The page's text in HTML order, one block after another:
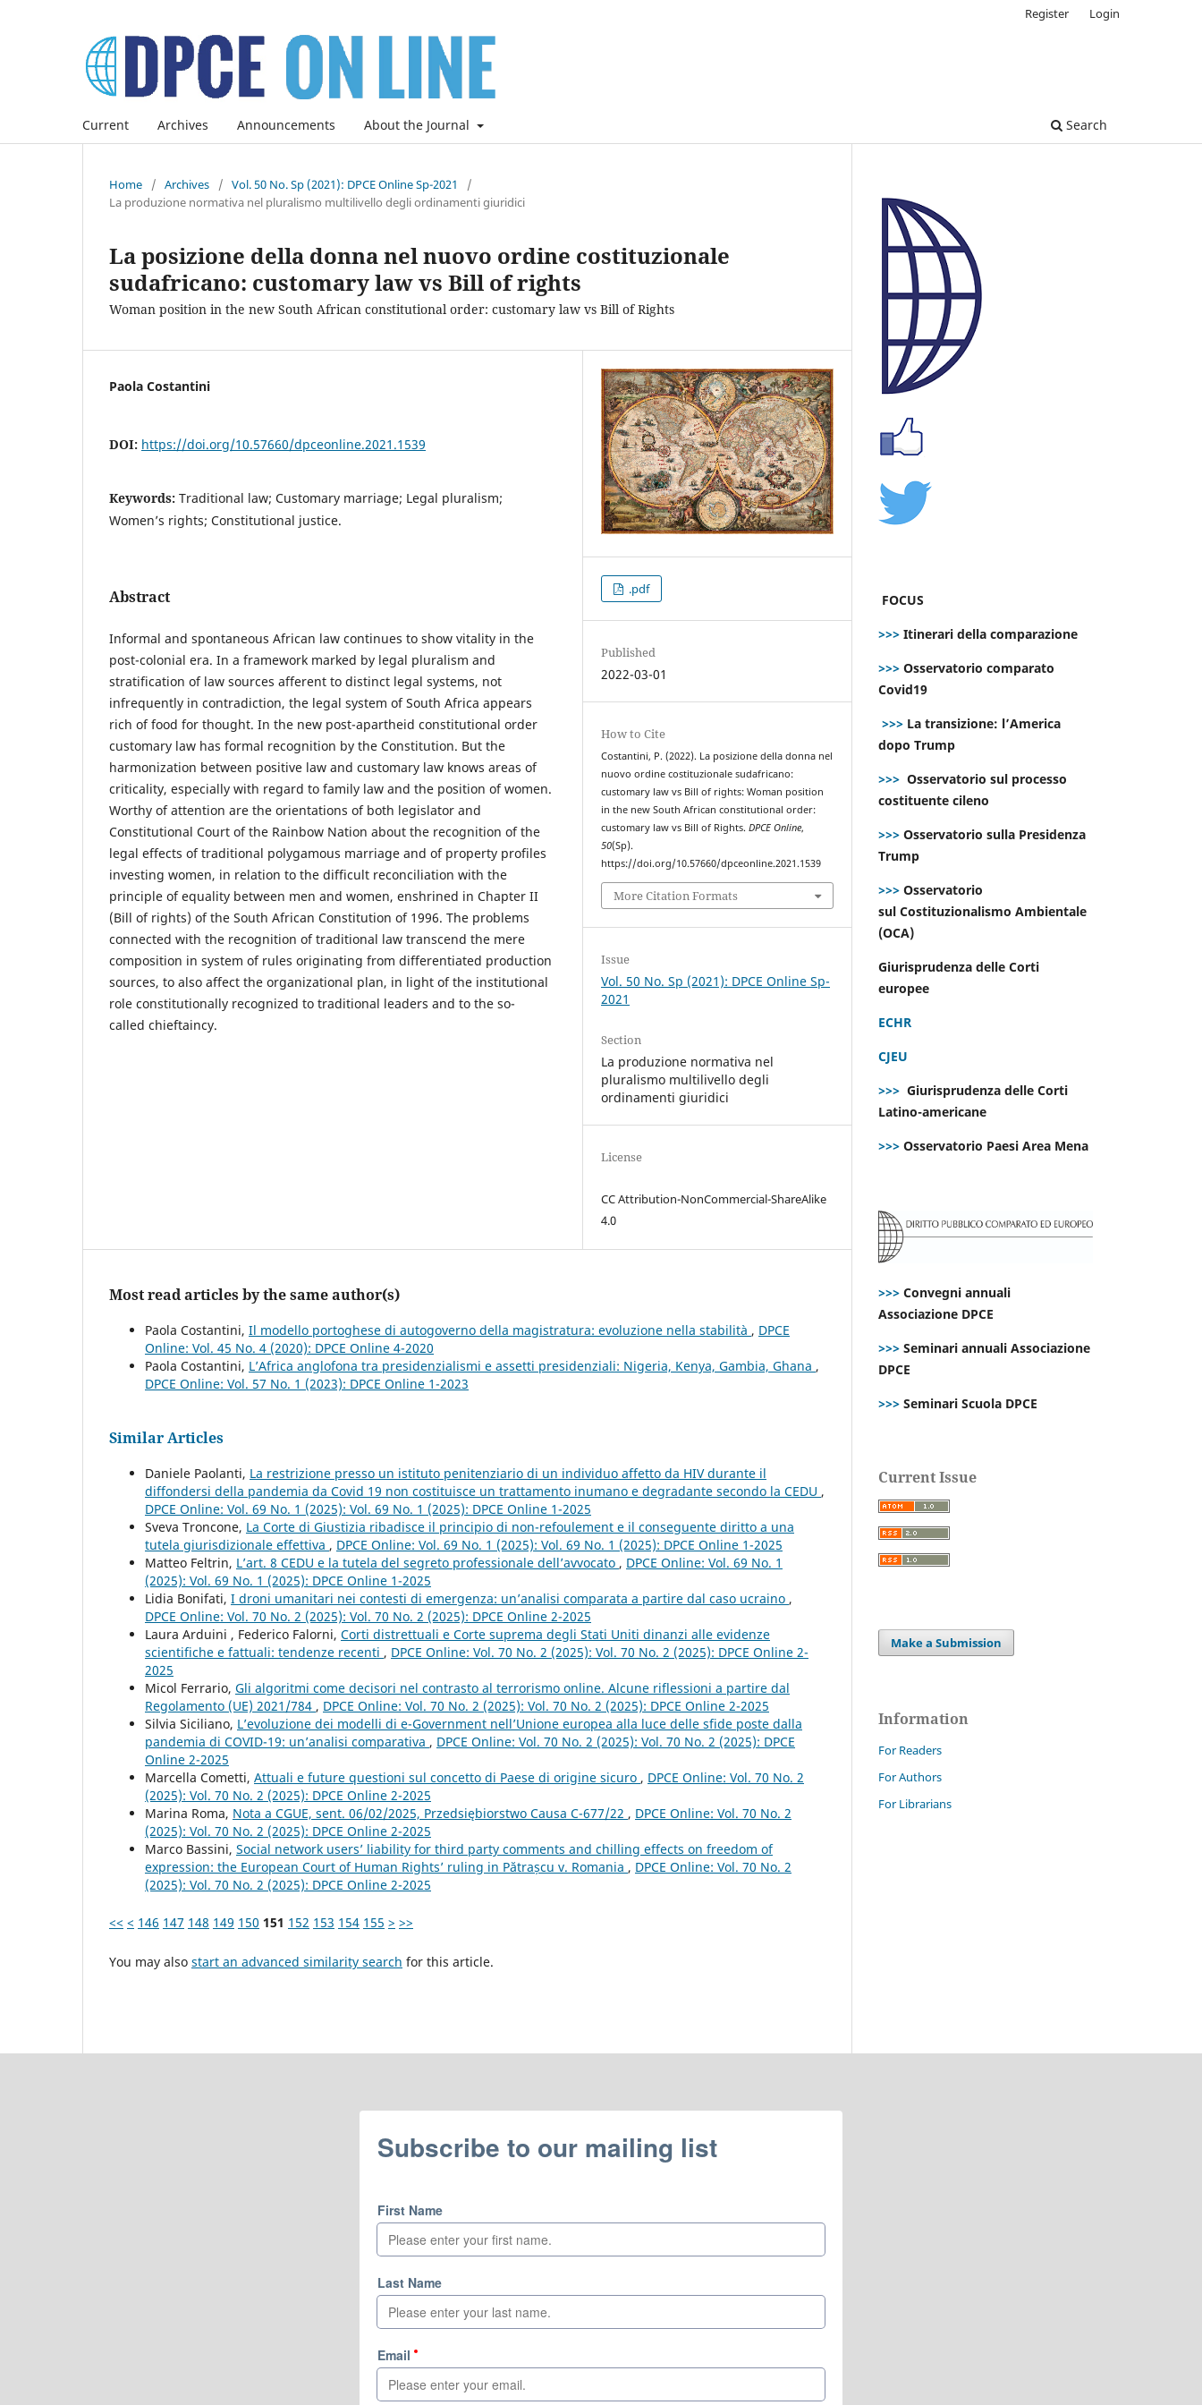
Current Archives Announcements About the Journal Search
Register Login
Home / Archives / Vol. 50 No. Sp (2021): DPCE Online Sp-2021
/
La produzione normativa nel pluralismo multilivello degli ordinamenti giuridici
La posizione della donna nel nuovo ordine costituzionale
sudafricano: customary law vs Bill of rights
Woman position in the new South African constitutional order: customary law vs Bill of Rights
Paola Costantini
DOI: https://doi.org/10.57660/dpceonline.2021.1539
Keywords: Traditional law; Customary marriage; Legal pluralism;
Women’s rights; Constitutional justice.
Abstract
Informal and spontaneous African law continues to show vitality in the
post-colonial era. In a framework marked by legal pluralism and
stratification of law sources afferent to distinct legal systems, not
infrequently in contradiction, the legal system of South Africa appears
rich of food for thought. In the new post-apartheid constitutional order
customary law has formal recognition by the Constitution. But the
harmonization between positive law and customary law knows areas of
criticality, especially with regard to family law and the position of women.
Worthy of attention are the orientations of both legislator and
Constitutional Court of the Rainbow Nation about the recognition of the
legal effects of traditional polygamous marriage and of property profiles
investing women, in relation to the difficult reconciliation with the
principle of equality between men and women, enshrined in Chapter II
(Bill of rights) of the South African Constitution of 1996. The problems
connected with the recognition of traditional law transcend the mere
composition in system of rules originating from differentiated production
sources, to also affect the organizational plan, in light of the institutional
role constitutionally recognized to traditional leaders and to the so-
called chieftaincy.
.pdf
Published
2022-03-01
How to Cite
Costantini, P. (2022). La posizione della donna nel
nuovo ordine costituzionale sudafricano:
customary law vs Bill of rights: Woman position
in the new South African constitutional order:
customary law vs Bill of Rights.DPCE Online,
50(Sp).
https://doi.org/10.57660/dpceonline.2021.1539
More Citation Formats
Issue
Vol. 50 No. Sp (2021): DPCE Online Sp-
2021
Section
La produzione normativa nel
pluralismo multilivello degli
ordinamenti giuridici
License
CC Attribution-NonCommercial-ShareAlike
4.0
Most read articles by the same author(s)
Paola Costantini, Il modello portoghese di autogoverno della magistratura: evoluzione nella stabilità , DPCE
Online: Vol. 45 No. 4 (2020): DPCE Online 4-2020
Paola Costantini, L’Africa anglofona tra presidenzialismi e assetti presidenziali: Nigeria, Kenya, Gambia, Ghana ,
DPCE Online: Vol. 57 No. 1 (2023): DPCE Online 1-2023
Similar Articles
Daniele Paolanti, La restrizione presso un istituto penitenziario di un individuo affetto da HIV durante il
diffondersi della pandemia da Covid 19 non costituisce un trattamento inumano e degradante secondo la CEDU ,
DPCE Online: Vol. 69 No. 1 (2025): Vol. 69 No. 1 (2025): DPCE Online 1-2025
Sveva Troncone, La Corte di Giustizia ribadisce il principio di non-refoulement e il conseguente diritto a una
tutela giurisdizionale effettiva , DPCE Online: Vol. 69 No. 1 (2025): Vol. 69 No. 1 (2025): DPCE Online 1-2025
Matteo Feltrin, L’art. 8 CEDU e la tutela del segreto professionale dell’avvocato , DPCE Online: Vol. 69 No. 1
(2025): Vol. 69 No. 1 (2025): DPCE Online 1-2025
Lidia Bonifati, I droni umanitari nei contesti di emergenza: un’analisi comparata a partire dal caso ucraino ,
DPCE Online: Vol. 70 No. 2 (2025): Vol. 70 No. 2 (2025): DPCE Online 2-2025
Laura Arduini , Federico Falorni, Corti distrettuali e Corte suprema degli Stati Uniti dinanzi alle evidenze
scientifiche e fattuali: tendenze recenti , DPCE Online: Vol. 70 No. 2 (2025): Vol. 70 No. 2 (2025): DPCE Online 2-
2025
Micol Ferrario, Gli algoritmi come decisori nel contrasto al terrorismo online. Alcune riflessioni a partire dal
Regolamento (UE) 2021/784 , DPCE Online: Vol. 70 No. 2 (2025): Vol. 70 No. 2 (2025): DPCE Online 2-2025
Silvia Siciliano, L’evoluzione dei modelli di e-Government nell’Unione europea alla luce delle sfide poste dalla
pandemia di COVID-19: un’analisi comparativa , DPCE Online: Vol. 70 No. 2 (2025): Vol. 70 No. 2 (2025): DPCE
Online 2-2025
Marcella Cometti, Attuali e future questioni sul concetto di Paese di origine sicuro , DPCE Online: Vol. 70 No. 2
(2025): Vol. 70 No. 2 (2025): DPCE Online 2-2025
Marina Roma, Nota a CGUE, sent. 06/02/2025, Przedsiębiorstwo Causa C-677/22 , DPCE Online: Vol. 70 No. 2
(2025): Vol. 70 No. 2 (2025): DPCE Online 2-2025
Marco Bassini, Social network users’ liability for third party comments and chilling effects on freedom of
expression: the European Court of Human Rights’ ruling in Pătrașcu v. Romania , DPCE Online: Vol. 70 No. 2
(2025): Vol. 70 No. 2 (2025): DPCE Online 2-2025
<< < 146 147 148 149 150 151 152 153 154 155 > >>
You may also start an advanced similarity search for this article.
FOCUS
>>> Itinerari della comparazione
>>> Osservatorio comparato
Covid19
>>> La transizione: l’America
dopo Trump
>>> Osservatorio sul processo
costituente cileno
>>> Osservatorio sulla Presidenza
Trump
>>> Osservatorio
sul Costituzionalismo Ambientale
(OCA)
Giurisprudenza delle Corti
europee
ECHR
CJEU
>>> Giurisprudenza delle Corti
Latino-americane
>>> Osservatorio Paesi Area Mena
>>> Convegni annuali
Associazione DPCE
>>> Seminari annuali Associazione
DPCE
>>> Seminari Scuola DPCE
Current Issue
Make a Submission
Information
For Readers
For Authors
For Librarians